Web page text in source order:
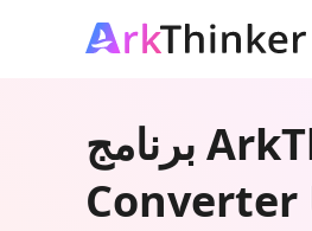
برنامج ArkThinker Video